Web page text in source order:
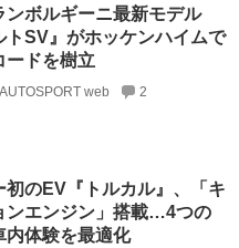
ンボルギーニ最新モデル
トSV』がホッケンハイムで
ードを樹立
AUTOSPORT web 2
初のEV『トルカル』、「キ
ンエンジン」搭載…4つの
内体験を最適化